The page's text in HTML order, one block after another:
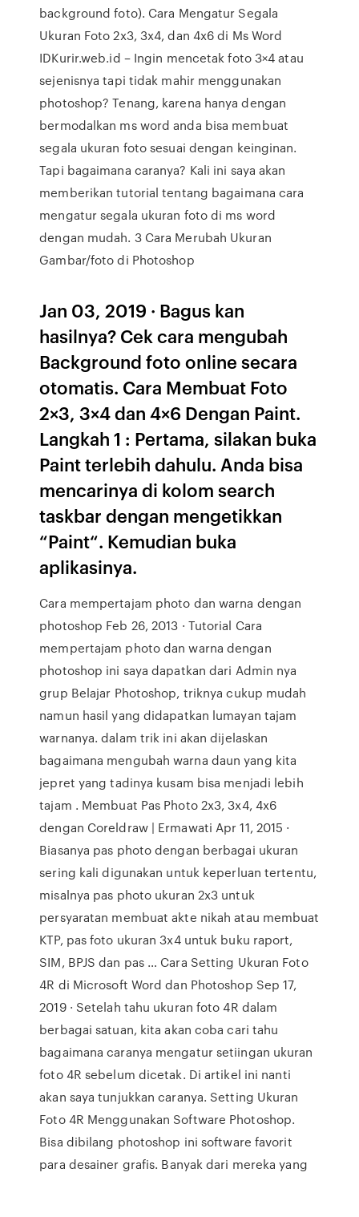
background foto). Cara Mengatur Segala
Ukuran Foto 2x3, 3x4, dan 4x6 di Ms Word
IDKurir.web.id – Ingin mencetak foto 3×4 atau
sejenisnya tapi tidak mahir menggunakan
photoshop? Tenang, karena hanya dengan
bermodalkan ms word anda bisa membuat
segala ukuran foto sesuai dengan keinginan.
Tapi bagaimana caranya? Kali ini saya akan
memberikan tutorial tentang bagaimana cara
mengatur segala ukuran foto di ms word
dengan mudah. 3 Cara Merubah Ukuran
Gambar/foto di Photoshop
Jan 03, 2019 · Bagus kan
hasilnya? Cek cara mengubah
Background foto online secara
otomatis. Cara Membuat Foto
2×3, 3×4 dan 4×6 Dengan Paint.
Langkah 1 : Pertama, silakan buka
Paint terlebih dahulu. Anda bisa
mencarinya di kolom search
taskbar dengan mengetikkan
“Paint“. Kemudian buka
aplikasinya.
Cara mempertajam photo dan warna dengan
photoshop Feb 26, 2013 · Tutorial Cara
mempertajam photo dan warna dengan
photoshop ini saya dapatkan dari Admin nya
grup Belajar Photoshop, triknya cukup mudah
namun hasil yang didapatkan lumayan tajam
warnanya. dalam trik ini akan dijelaskan
bagaimana mengubah warna daun yang kita
jepret yang tadinya kusam bisa menjadi lebih
tajam . Membuat Pas Photo 2x3, 3x4, 4x6
dengan Coreldraw | Ermawati Apr 11, 2015 ·
Biasanya pas photo dengan berbagai ukuran
sering kali digunakan untuk keperluan tertentu,
misalnya pas photo ukuran 2x3 untuk
persyaratan membuat akte nikah atau membuat
KTP, pas foto ukuran 3x4 untuk buku raport,
SIM, BPJS dan pas … Cara Setting Ukuran Foto
4R di Microsoft Word dan Photoshop Sep 17,
2019 · Setelah tahu ukuran foto 4R dalam
berbagai satuan, kita akan coba cari tahu
bagaimana caranya mengatur setiingan ukuran
foto 4R sebelum dicetak. Di artikel ini nanti
akan saya tunjukkan caranya. Setting Ukuran
Foto 4R Menggunakan Software Photoshop.
Bisa dibilang photoshop ini software favorit
para desainer grafis. Banyak dari mereka yang